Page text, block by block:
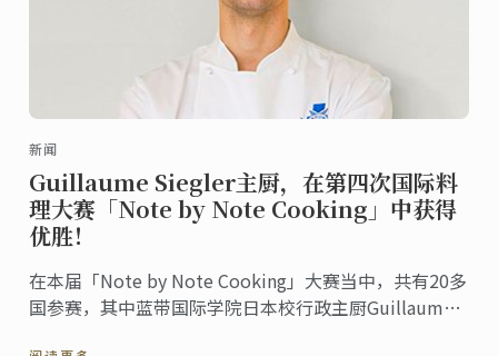
新闻
Guillaume Siegler主厨，在第四次国际料
理大赛「Note by Note Cooking」中获得
优胜！
在本届「Note by Note Cooking」大赛当中，共有20多
国参赛，其中蓝带国际学院日本校行政主厨Guillaume